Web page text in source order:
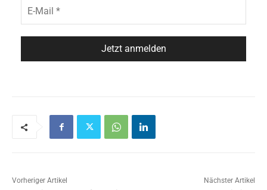
Vorheriger Artikel Nächster Artikel